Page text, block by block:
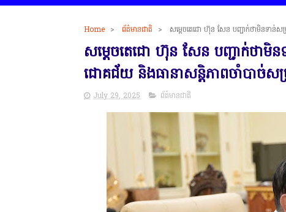
Home > ព័ត៌មានជាតិ > សម្តេចតេជោ ហ៊ុន សែន បញ្ជាក់ថាមិនទាន់ស
សម្តេចតេជោ ហ៊ុន សែន បញ្ជាក់ថាមិ
ជោគជ័យ និងធានាសន្តិភាពចាំបាច់សម្
July 29, 2025 ព័ត៌មានជាតិ